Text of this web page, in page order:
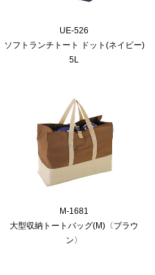
UE-526
ソフトランチトート ドット(ネイビー)
5L
M-1681
大型収納トートバッグ(M)〈ブラウ
ン〉